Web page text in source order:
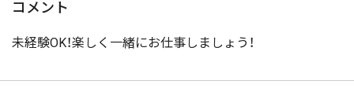
コメント
未経験OK！楽しく一緒にお仕事しましょう！